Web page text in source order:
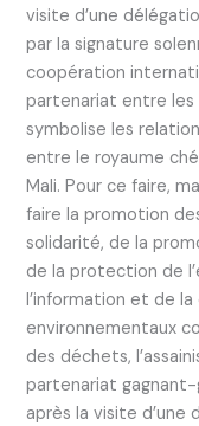
visite d’une
par la signature
coopération
partenariat entre les
symbolise les
entre le royaume
Mali. Pour ce faire,
faire la promotion
solidarité, de la
de la protection de
l’information et de
environnementaux
des déchets,
partenariat
après la visite d’une